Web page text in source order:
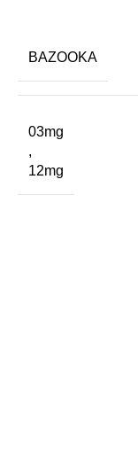
BAZOOKA
03mg
,
12mg